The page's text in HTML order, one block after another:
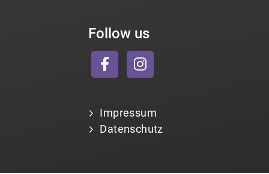
Follow us
Impressum
Datenschutz